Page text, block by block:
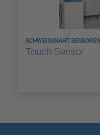
SCHWEISSNAHT-SENSOREN
Touch Sensor